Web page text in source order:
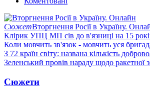
СюжетВторгнення Росії в Україну.
Клірик УПЦ МП сів до в'язниці на 15
Коли мовчить зв'язок - мовчить уся
З 72 країн світу: названа кількість
Зеленський провів нараду щодо ракетної
Сюжети